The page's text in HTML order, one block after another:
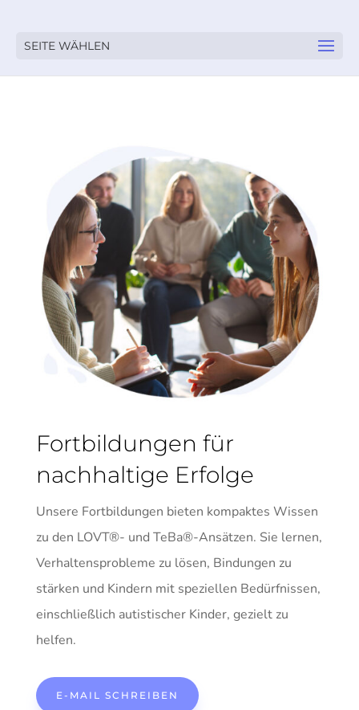
SEITE WÄHLEN
Fortbildungen für
nachhaltige Erfolge
Unsere Fortbildungen bieten kompaktes Wissen
zu den LOVT®- und TeBa®-Ansätzen. Sie lernen,
Verhaltensprobleme zu lösen, Bindungen zu
stärken und Kindern mit speziellen Bedürfnissen,
einschließlich autistischer Kinder, gezielt zu
helfen.
E-MAIL SCHREIBEN